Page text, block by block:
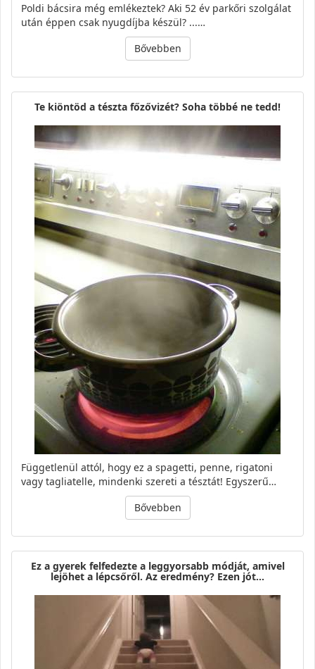
Poldi bácsira még emlékeztek? Aki 52 év parkőri szolgálat
után éppen csak nyugdíjba készül? ...…
Bővebben
Te kiöntöd a tészta főzővizét? Soha többé ne tedd!
Függetlenül attól, hogy ez a spagetti, penne, rigatoni
vagy tagliatelle, mindenki szereti a tésztát! Egyszerű…
Bővebben
Ez a gyerek felfedezte a leggyorsabb módját, amivel
lejöhet a lépcsőről. Az eredmény? Ezen jót…